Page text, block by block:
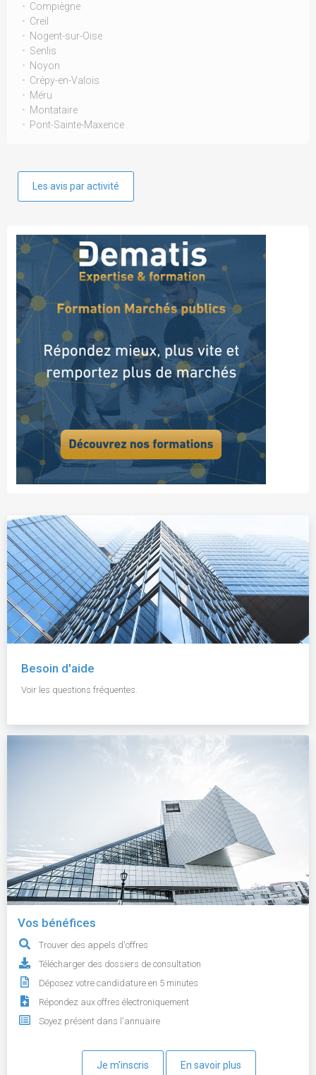
Compiègne
Creil
Nogent-sur-Oise
Senlis
Noyon
Crépy-en-Valois
Méru
Montataire
Pont-Sainte-Maxence
Les avis par activité
Besoin d'aide
Voir les questions fréquentes.
Vos bénéfices
Trouver des appels d'offres
Télécharger des dossiers de consultation
Déposez votre candidature en 5 minutes
Répondez aux offres électroniquement
Soyez présent dans l'annuaire
Je m'inscris En savoir plus